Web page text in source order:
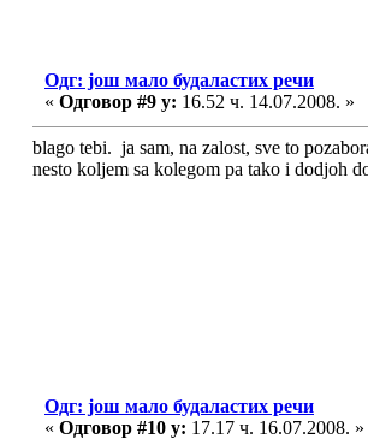
Одг: још мало будаластих речи
« Одговор #9 у: 16.52 ч. 14.07.2008. »
blago tebi. ja sam, na zalost, sve to
nesto koljem sa kolegom pa tako i dodjoh
Одг: још мало будаластих речи
« Одговор #10 у: 17.17 ч. 16.07.2008. »